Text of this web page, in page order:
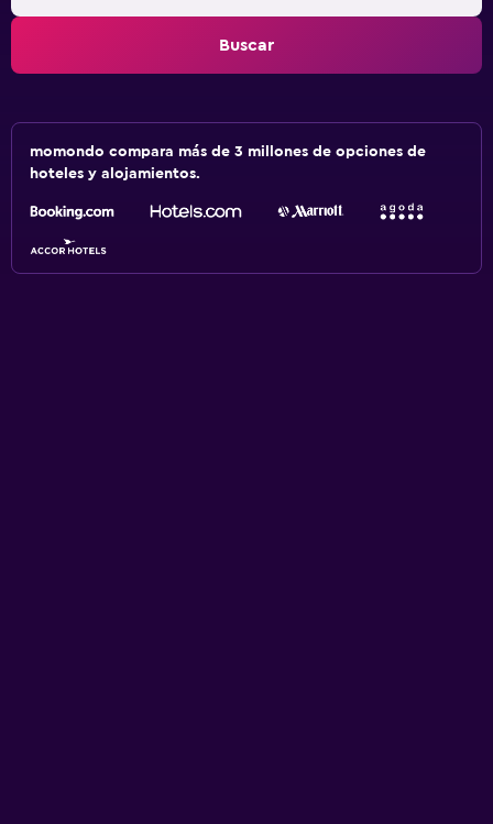
Buscar
momondo compara más de 3 millones de opciones de
hoteles y alojamientos.